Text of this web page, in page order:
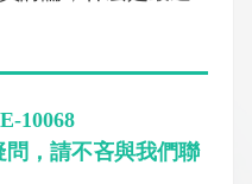
10068
問，請不吝與我們聯